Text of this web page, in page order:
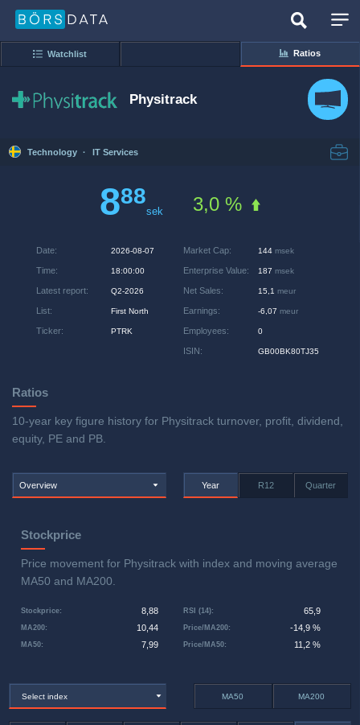
Watchlist Ratios
Physitrack
Technology · IT Services
888
sek 3,0 %
Date: 2026-08-07
Time: 18:00:00
Latest report: Q2-2026
List: First North
Ticker: PTRK
Market Cap: 144 msek
Enterprise Value: 187 msek
Net Sales: 15,1 meur
Earnings: -6,07 meur
Employees: 0
ISIN: GB00BK80TJ35
Ratios
10-year key figure history for Physitrack turnover, profit, dividend,
equity, PE and PB.
Overview Year R12 Quarter
Stockprice
Price movement for Physitrack with index and moving average
MA50 and MA200.
Stockprice: 8,88
MA50: 7,99
MA200: 10,44 Price/MA200: -14,9 %
RSI (14): 65,9
Price/MA50: 11,2 %
Select index MA50 MA200